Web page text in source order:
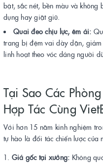
bật, sắc nét, bền màu và
dụng hay giặt giũ.
Quai đeo chịu lực, êm ái:
trang bị đệm vai dày dặn,
linh hoạt theo vóc dáng người
Tại Sao Các
Hợp Tác Cùng
Với hơn 15 năm kinh nghiệm
tự hào là đối tác chiến lược của
Giá gốc tại xưởng: Không